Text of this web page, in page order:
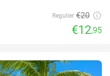
Regulier €20
€12,95